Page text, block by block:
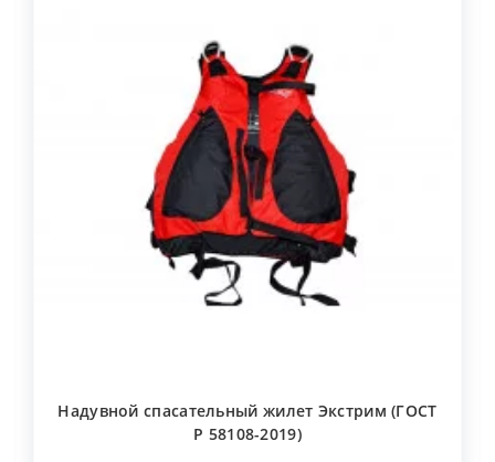
Надувной спасательный жилет Экстрим (ГОСТ
Р 58108-2019)